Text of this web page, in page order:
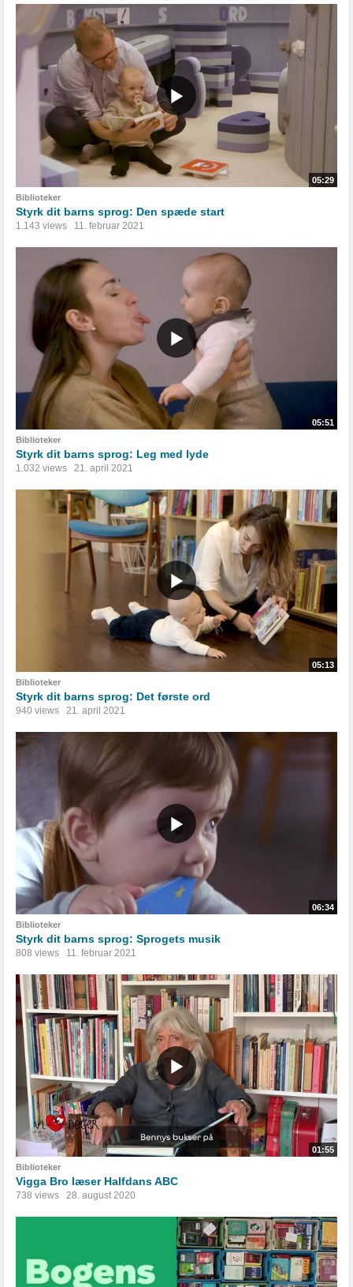
05:29
Biblioteker
Styrk dit barns sprog: Den spæde start
1.143 views 11. februar 2021
05:51
Biblioteker
Styrk dit barns sprog: Leg med lyde
1.032 views 21. april 2021
05:13
Biblioteker
Styrk dit barns sprog: Det første ord
940 views 21. april 2021
06:34
Biblioteker
Styrk dit barns sprog: Sprogets musik
808 views 11. februar 2021
01:55
Biblioteker
Vigga Bro læser Halfdans ABC
738 views 28. august 2020